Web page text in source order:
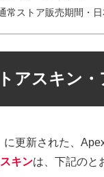
常ストア販売期間・
アスキン
更新された、
キンは、下記のと